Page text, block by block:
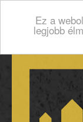
Ez a
legjobb